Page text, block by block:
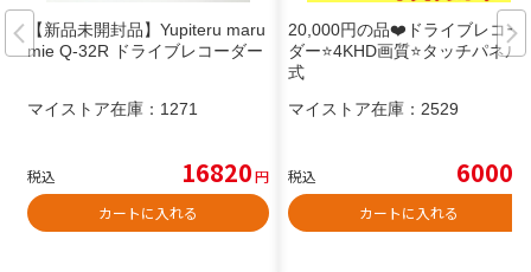
【新品未開封品】Yupiteru maru
mie Q-32R ドライブレコーダー
マイストア在庫： 1271
税込 16820円
カートに入れる
20,000円の品❤️ドライブレコー
ダー⭐️4KHD画質⭐️タッチパネル
式
マイストア在庫： 2529
税込 6000
カートに入れる